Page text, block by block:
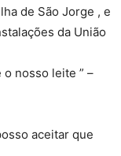
de São Jorge , e
da União
nosso leite ” –
aceitar que